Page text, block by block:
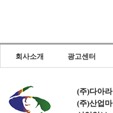
회사소개 광고센터
(주)다아라
(주)산업